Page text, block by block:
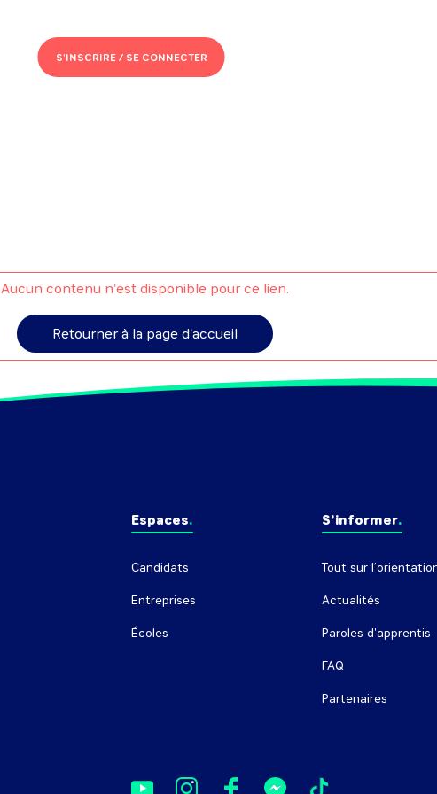
S'INSCRIRE /SE CONNECTER
Aucun contenu n'est disponible pour ce lien.
Retourner à la page d'accueil
Espaces
Candidats
Entreprises
Écoles
S’informer
Tout sur
Actualités
Paroles d'apprentis
FAQ
Partenaires